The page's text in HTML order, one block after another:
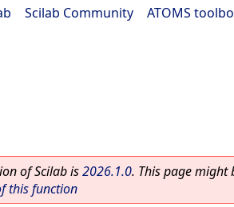
Scilab Community ATOMS
of Scilab is2026.1.0. This page might
this function